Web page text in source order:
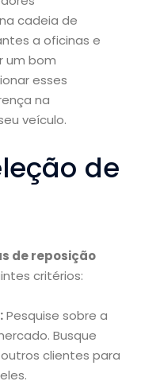
cadeia de
a oficinas e
um bom
esses
na
veículo.
de
de reposição
critérios:
Pesquise sobre a
Busque
clientes para